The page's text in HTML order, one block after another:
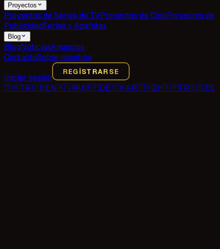
Proyectos
Proyectos de Series de TVProyectos de CineProyectos de
PublicidadFerias y Azafatas
Blog
BlogNoticiasAnuncios
ContactoSobre nosotros
Iniciar sesión
REGISTRARSE
🇹🇷TR🇬🇧EN🇷🇺RU🇩🇪DE🇸🇦AR🇨🇳ZH🇫🇷FR🇪🇸ES